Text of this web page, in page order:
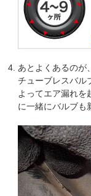
あとよくあるのが
チューブレスバル
よってエア漏れを
に一緒にバルブも